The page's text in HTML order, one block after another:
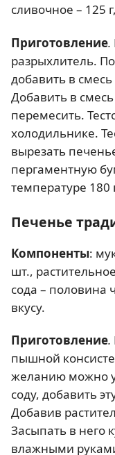
сливочное – 125
Приготовление.
разрыхлитель.
добавить в
Добавить в
перемесить.
холодильнике.
вырезать
пергаментную
температуре 180
Печенье
Компоненты:
шт.,
сода – половина
вкусу.
Приготовление.
пышной
желанию можно
соду, добавить
Добавив
Засыпать в него
влажными